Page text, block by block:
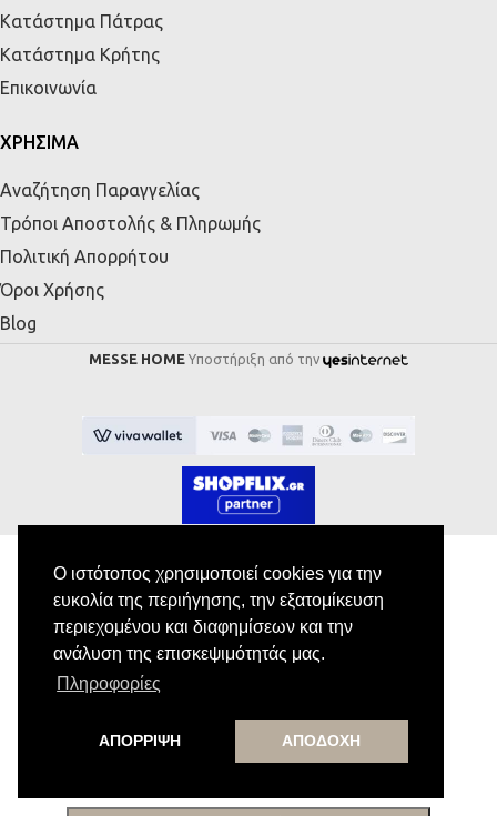
Ο ιστότοπος χρησιμοποιεί cookies για την
ευκολία της περιήγησης, την εξατομίκευση
περιεχομένου και διαφημίσεων και την
ανάλυση της επισκεψιμότητάς μας.
Πληροφορίες
ΑΠΟΡΡΙΨΗ ΑΠΟΔΟΧΗ
Κατάστημα Πάτρας
Κατάστημα Κρήτης
Επικοινωνία
ΧΡΗΣΙΜΑ
Αναζήτηση Παραγγελίας
Τρόποι Αποστολής & Πληρωμής
Πολιτική Απορρήτου
Όροι Χρήσης
Blog
MESSE HOME Υποστήριξη από την
Εγγραφή στο Newsletter
Κάνε εγγραφή στο newsletter μας για να